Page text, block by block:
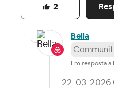
2
Bella
Em resposta a
‎22-03-2026